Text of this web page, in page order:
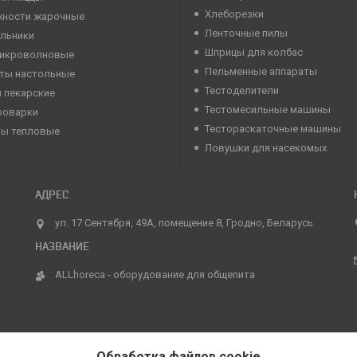
жарочные
настольные
тепловые
Хлеборезки
Ленточные пилы
Шприцы для колбас
Пельменные аппараты
Тестоделители
Тестомесильные машины
Тестораскаточные машины
Ловушки для насекомых
ул. 17 Сентября, 49А, помещение 8, Гродно, Беларусь
ALLhoreca - оборудование для общепита